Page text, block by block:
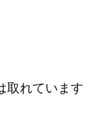
取れています